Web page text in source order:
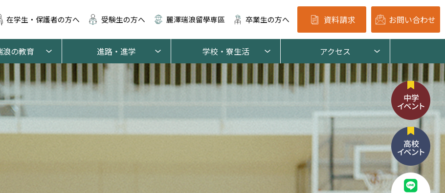
在学生・保護者の方へ 受験生の方へ 麗澤瑞浪留學専區 卒業生の方へ 資料請求 お問い合わせ
浪の教育 進路・進学 学校・寮生活 アクセス